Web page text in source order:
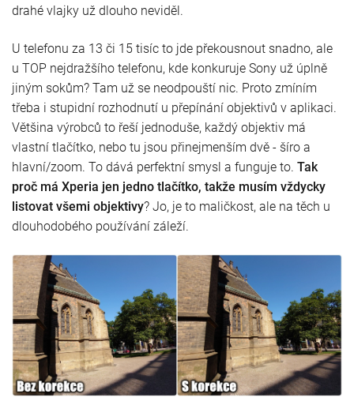
drahé vlajky už dlouho neviděl.
U telefonu za 13 či 15 tisíc to jde překousnout snadno, ale
u TOP nejdražšího telefonu, kde konkuruje Sony už úplně
jiným sokům? Tam už se neodpouští nic. Proto zmíním
třeba i stupidní rozhodnutí u přepínání objektivů v aplikaci.
Většina výrobců to řeší jednoduše, každý objektiv má
vlastní tlačítko, nebo tu jsou přinejmenším dvě - šíro a
hlavní/zoom. To dává perfektní smysl a funguje to. Tak
proč má Xperia jen jedno tlačítko, takže musím vždycky
listovat všemi objektivy? Jo, je to maličkost, ale na těch u
dlouhodobého používání záleží.